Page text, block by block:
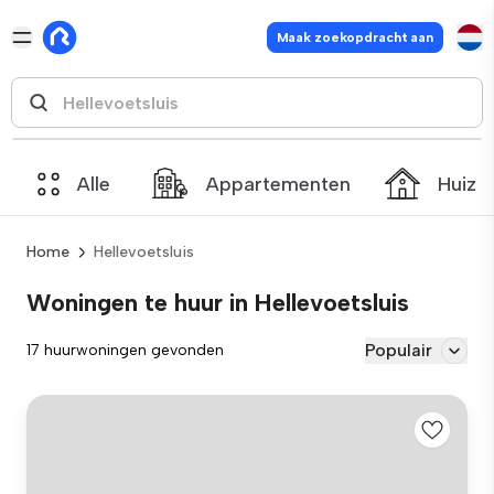
Maak zoekopdracht aan
Alle Appartementen
Home Hellevoetsluis
Woningen te huur in Hellevoetsluis
17 huurwoningen gevonden Populair